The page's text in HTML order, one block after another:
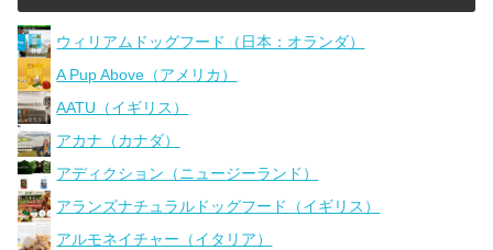
ウィリアムドッグフード（日本：オランダ）
A Pup Above（アメリカ）
AATU（イギリス）
アカナ（カナダ）
アディクション（ニュージーランド）
アランズナチュラルドッグフード（イギリス）
アルモネイチャー（イタリア）